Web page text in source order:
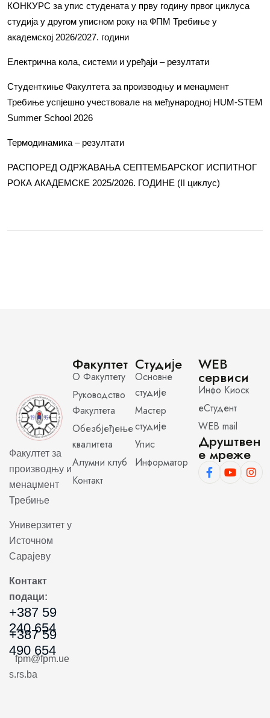
КОНКУРС за упис студената у прву годину првог циклуса
студија у другом уписном року на ФПМ Требиње у
академској 2026/2027. години
Електрична кола, системи и уређаји – резултати
Студенткиње Факултета за производњу и менаџмент
Требиње успјешно учествовале на међународној HUM-STEM
Summer School 2026
Термодинамика – резултати
РАСПОРЕД ОДРЖАВАЊА СЕПТЕМБАРСКОГ ИСПИТНОГ
РОКА АКАДЕМСКЕ 2025/2026. ГОДИНЕ (II циклус)
Факултет за
производњу и
менаџмент
Требиње
Универзитет у
Источном
Сарајеву
Контакт
подаци:
+387 59
240 654
+387 59
490 654
fpm@fpm.ue
s.rs.ba
Факултет
О Факултету
Руководство
Факултета
Обезбјеђење
квалитета
Алумни клуб
Контакт
Студије
Основне
студије
Мастер
студије
Упис
Информатор
WEB
сервиси
Инфо Киоск
еСтудент
WEB mail
Друштвен
е мреже